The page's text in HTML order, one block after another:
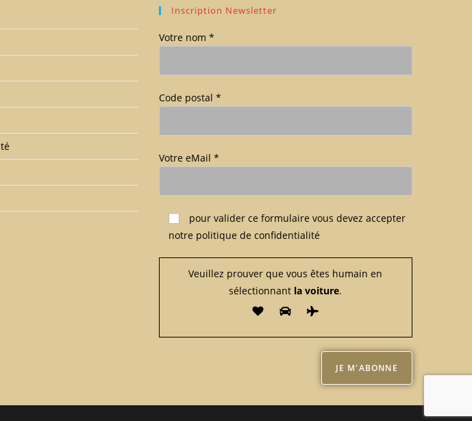
Inscription Newsletter
Votre nom *
Code postal *
Votre eMail *
Veuillez laisser ce champ vide.
pour valider ce formulaire vous devez accepter
notre politique de confidentialité
Veuillez prouver que vous êtes humain en
sélectionnant la voiture.